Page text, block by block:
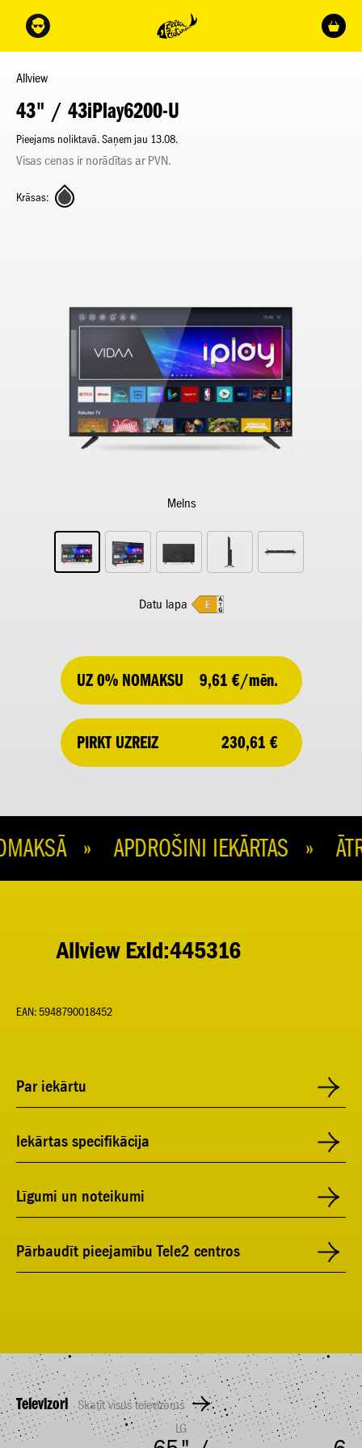
Allview
43" / 43iPlay6200-U
Pieejams noliktavā. Saņem jau 13.08.
Visas cenas ir norādītas ar PVN.
Krāsas:
Melns
Datu lapa
UZ 0% NOMAKSU 9,61 €/mēn.
PIRKT UZREIZ 230,61 €
» APDROŠINI IEKĀRTAS »
Allview ExId:445316
EAN: 5948790018452
Par iekārtu
Iekārtas specifikācija
Līgumi un noteikumi
Pārbaudīt pieejamību Tele2 centros
Televizori Skatīt visus televizorus
LG